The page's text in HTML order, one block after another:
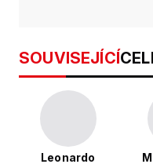
SOUVISEJÍCÍ
Leonardo